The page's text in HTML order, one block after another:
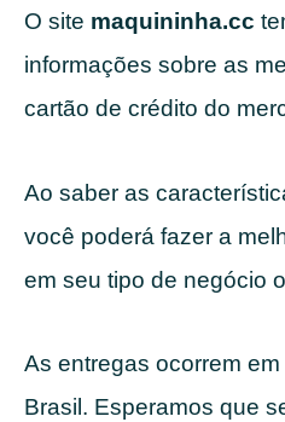
O site maquininha.cc
informações sobre as
cartão de crédito do
Ao saber as
você poderá fazer a
em seu tipo de negócio
As entregas ocorrem
Brasil. Esperamos que